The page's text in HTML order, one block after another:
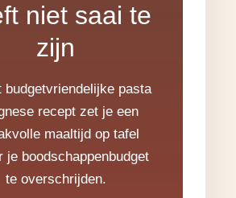
niet saai te
zijn
budgetvriendelijke pasta
recept zet je een
maaltijd op tafel
je boodschappenbudget
te overschrijden.